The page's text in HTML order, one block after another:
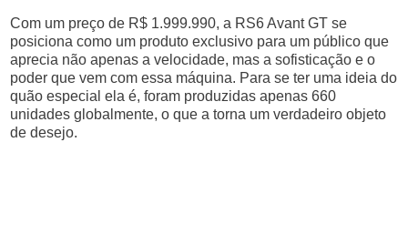
Com um preço de R$ 1.999.990, a RS6 Avant GT se
posiciona como um produto exclusivo para um público que
aprecia não apenas a velocidade, mas a sofisticação e o
poder que vem com essa máquina. Para se ter uma ideia do
quão especial ela é, foram produzidas apenas 660
unidades globalmente, o que a torna um verdadeiro objeto
de desejo.